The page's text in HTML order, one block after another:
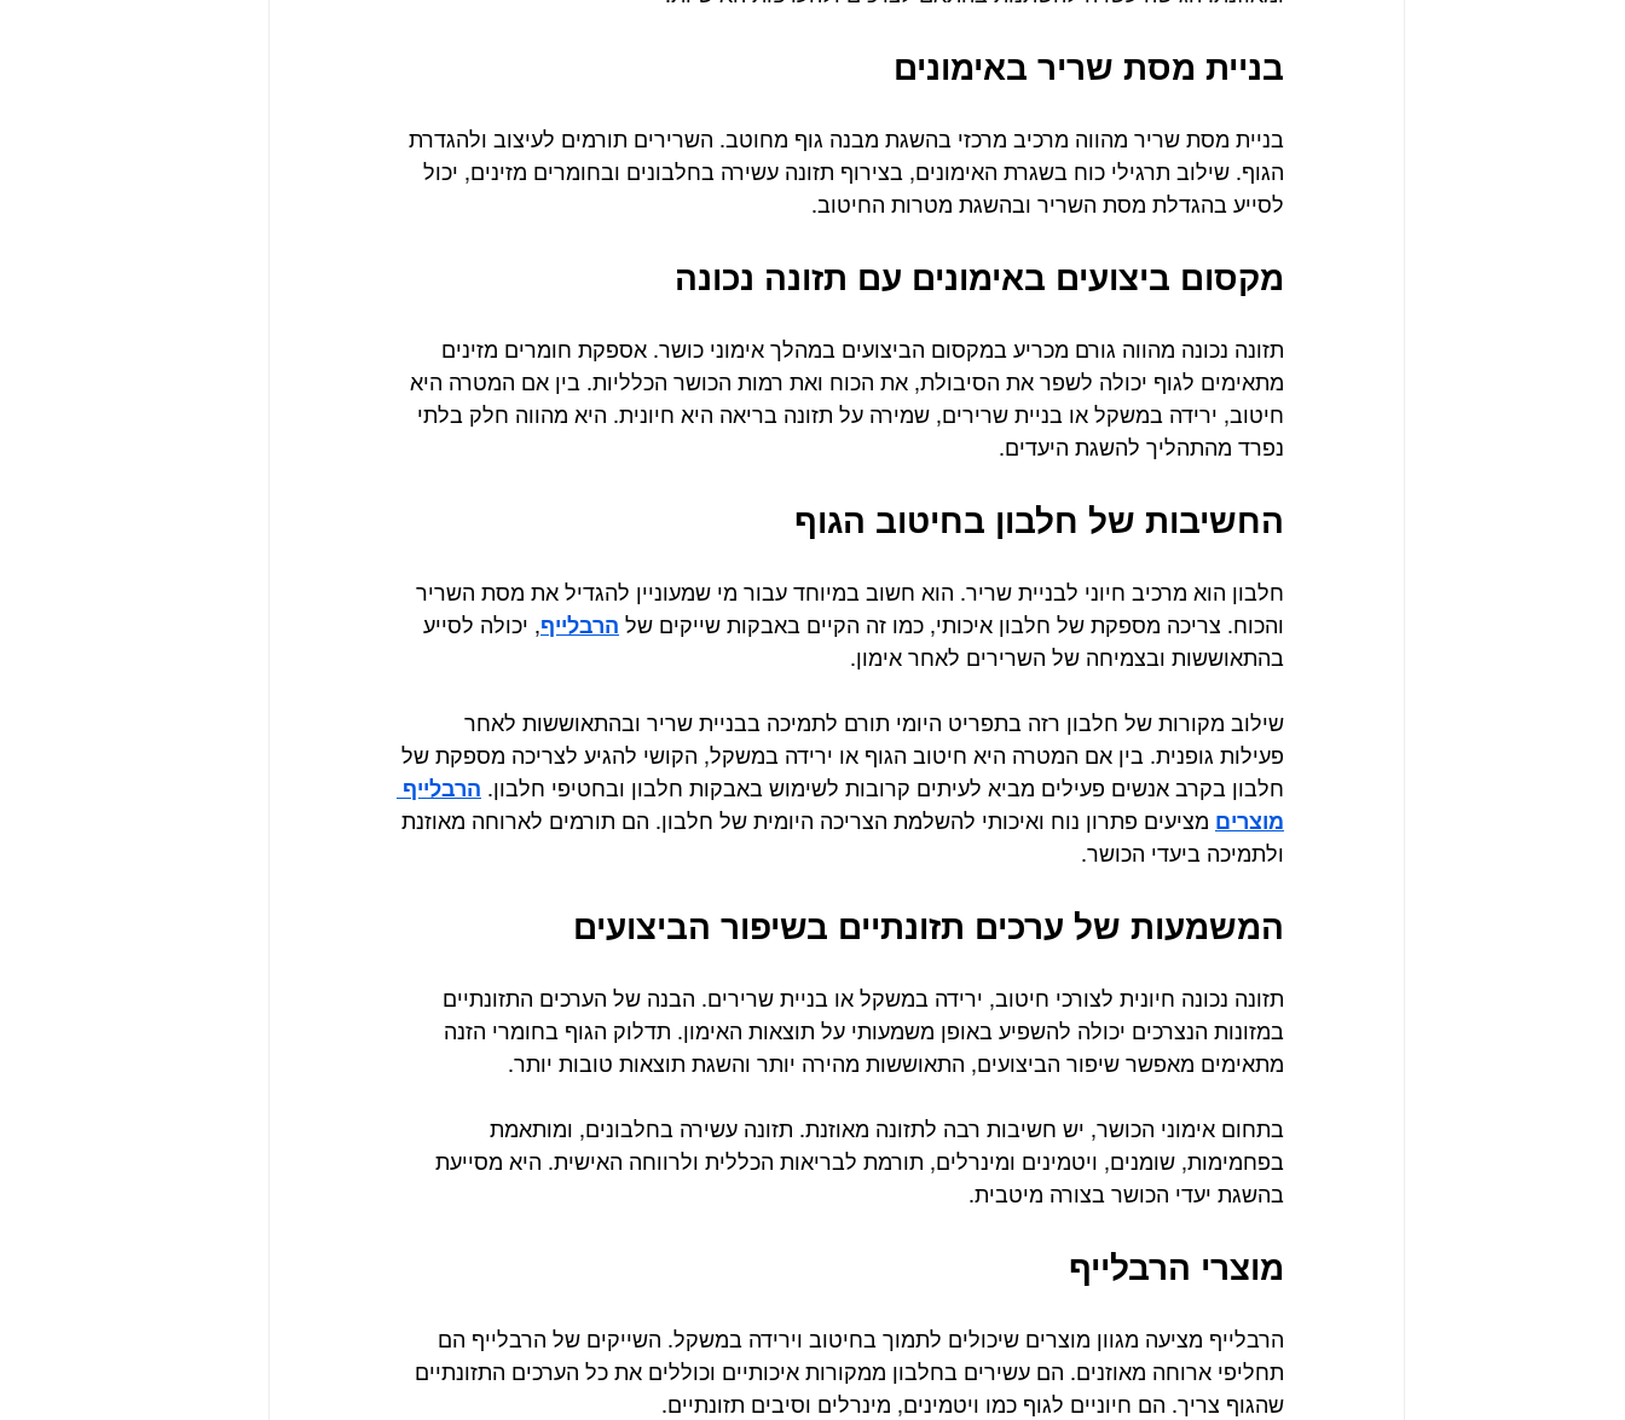
בניית מסת שריר באימונים
בניית מסת שריר מהווה מרכיב מרכזי בהשגת מבנה גוף מחוטב. השרירים תורמים לעיצוב ולהגדרת
הגוף. שילוב תרגילי כוח בשגרת האימונים, בצירוף תזונה עשירה בחלבונים ובחומרים מזינים, יכול
לסייע בהגדלת מסת השריר ובהשגת מטרות החיטוב.
מקסום ביצועים באימונים עם תזונה נכונה
תזונה נכונה מהווה גורם מכריע במקסום הביצועים במהלך אימוני כושר. אספקת חומרים מזינים
מתאימים לגוף יכולה לשפר את הסיבולת, את הכוח ואת רמות הכושר הכלליות. בין אם המטרה היא
חיטוב, ירידה במשקל או בניית שרירים, שמירה על תזונה בריאה היא חיונית. היא מהווה חלק בלתי
נפרד מהתהליך להשגת היעדים.
החשיבות של חלבון בחיטוב הגוף
חלבון הוא מרכיב חיוני לבניית שריר. הוא חשוב במיוחד עבור מי שמעוניין להגדיל את מסת השריר
והכוח. צריכה מספקת של חלבון איכותי, כמו זה הקיים באבקות שייקים של הרבלייף, יכולה לסייע
בהתאוששות ובצמיחה של השרירים לאחר אימון.
שילוב מקורות של חלבון רזה בתפריט היומי תורם לתמיכה בבניית שריר ובהתאוששות לאחר
פעילות גופנית. בין אם המטרה היא חיטוב הגוף או ירידה במשקל, הקושי להגיע לצריכה מספקת של
חלבון בקרב אנשים פעילים מביא לעיתים קרובות לשימוש באבקות חלבון ובחטיפי חלבון. הרבלייף
מוצרים מציעים פתרון נוח ואיכותי להשלמת הצריכה היומית של חלבון. הם תורמים לארוחה מאוזנת
ולתמיכה ביעדי הכושר.
המשמעות של ערכים תזונתיים בשיפור הביצועים
תזונה נכונה חיונית לצורכי חיטוב, ירידה במשקל או בניית שרירים. הבנה של הערכים התזונתיים
במזונות הנצרכים יכולה להשפיע באופן משמעותי על תוצאות האימון. תדלוק הגוף בחומרי הזנה
מתאימים מאפשר שיפור הביצועים, התאוששות מהירה יותר והשגת תוצאות טובות יותר.
בתחום אימוני הכושר, יש חשיבות רבה לתזונה מאוזנת. תזונה עשירה בחלבונים, ומותאמת
בפחמימות, שומנים, ויטמינים ומינרלים, תורמת לבריאות הכללית ולרווחה האישית. היא מסייעת
בהשגת יעדי הכושר בצורה מיטבית.
מוצרי הרבלייף
הרבלייף מציעה מגוון מוצרים שיכולים לתמוך בחיטוב וירידה במשקל. השייקים של הרבלייף הם
תחליפי ארוחה מאוזנים. הם עשירים בחלבון ממקורות איכותיים וכוללים את כל הערכים התזונתיים
שהגוף צריך. הם חיוניים לגוף כמו ויטמינים, מינרלים וסיבים תזונתיים.